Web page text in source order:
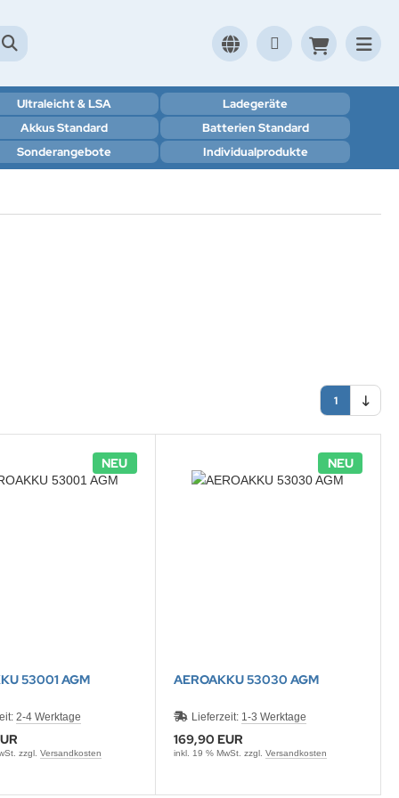
Ultraleicht & LSA
Ladegeräte
Akkus Standard
Batterien Standard
Sonderangebote
Individualprodukte
1
NEU
53001 AGM
2-4 Werktage
zzgl. Versandkosten
NEU
AEROAKKU 53030 AGM
Lieferzeit: 1-3 Werktage
169,90 EUR
inkl. 19 % MwSt. zzgl. Versandkosten